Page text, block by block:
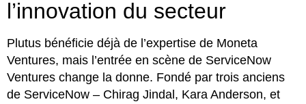
l’innovation du secteur
Plutus bénéficie déjà de l’expertise de Moneta
Ventures, mais l’entrée en scène de ServiceNow
Ventures change la donne. Fondé par trois anciens
de ServiceNow – Chirag Jindal, Kara Anderson, et